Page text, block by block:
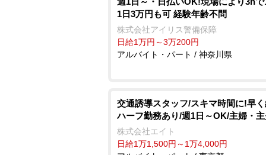
1日3万円も可 経験年齢不問
株式会社アイリス警備保障
日給1万円～3万200円
アルバイト・パート / 神奈川県
交通誘導スタッフ/スキマ時間に!早
ハーフ勤務あり/週1日～OK/主婦・
株式会社エイト
日給1万1,500円～1万4,000円